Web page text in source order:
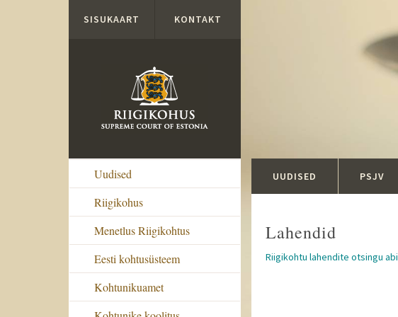
SISUKAART KONTAKT
Uudised
Riigikohus
Menetlus Riigikohtus
Eesti kohtusüsteem
Kohtunikuamet
UUDISED PSJV
Lahendid
Riigikohtu lahendite otsingu abi